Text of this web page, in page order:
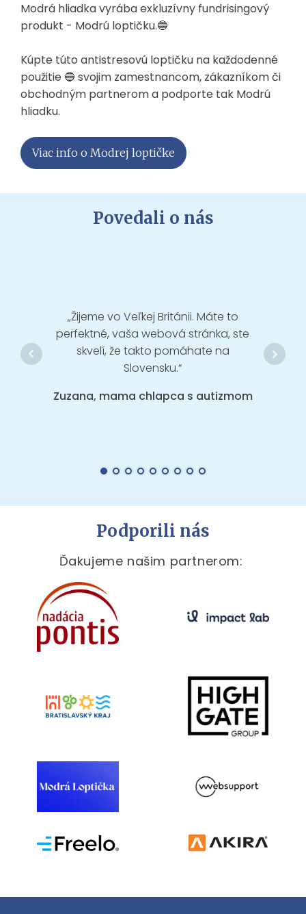
Modrá hliadka vyrába exkluzívny fundrisingový
produkt - Modrú loptičku.🔵
Kúpte túto antistresovú loptičku na každodenné
použitie 🔵 svojim zamestnancom, zákazníkom či
obchodným partnerom a podporte tak Modrú
hliadku.
Viac info o Modrej loptičke
Povedali o nás
„Žijeme vo Veľkej Británii. Máte to
perfektné, vaša webová stránka, ste
skvelí, že takto pomáhate na
Slovensku.“
Zuzana, mama chlapca s autizmom
Podporili nás
Ďakujeme našim partnerom: